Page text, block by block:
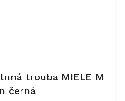
trouba MIELE M
černá